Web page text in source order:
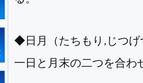
◆日月（たちもり,じつげ
一日と月末の二つを合わ